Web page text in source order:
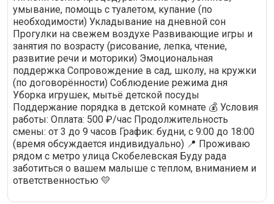
умывание, помощь с туалетом, купание (по
необходимости) Укладывание на дневной сон
Прогулки на свежем воздухе Развивающие игры и
занятия по возрасту (рисование, лепка, чтение,
развитие речи и моторики) Эмоциональная
поддержка Сопровождение в сад, школу, на кружки
(по договорённости) Соблюдение режима дня
Уборка игрушек, мытьё детской посуды
Поддержание порядка в детской комнате 💰 Условия
работы: Оплата: 500 ₽/час Продолжительность
смены: от 3 до 9 часов График: будни, с 9:00 до 18:00
(время обсуждается индивидуально) 📍 Проживаю
рядом с метро улица Скобелевская Буду рада
заботиться о вашем малыше с теплом, вниманием и
ответственностью 💛